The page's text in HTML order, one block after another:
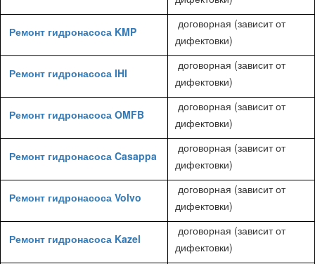
Ремонт гидронасоса KMP
договорная (зависит от
дифектовки)
Ремонт гидронасоса IHI
договорная (зависит от
дифектовки)
Ремонт гидронасоса OMFB
договорная (зависит от
дифектовки)
Ремонт гидронасоса Casappa
договорная (зависит от
дифектовки)
Ремонт гидронасоса Volvo
договорная (зависит от
дифектовки)
Ремонт гидронасоса Kazel
договорная (зависит от
дифектовки)